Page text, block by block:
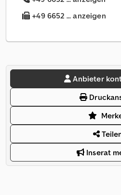
+49 6652 ... anzeigen
Anbieter
Inserat